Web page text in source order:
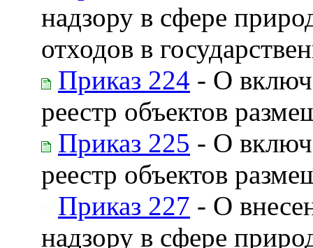
надзору в сфере
отходов в
Приказ 224 - О
реестр объектов
Приказ 225 - О
реестр объектов
Приказ 227 - О
надзору в сфере